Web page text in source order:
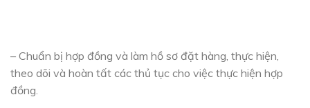
– Chuẩn bị hợp đồng và làm hồ sơ đặt hàng, thực hiện,
theo dõi và hoàn tất các thủ tục cho việc thực hiện hợp
đồng.